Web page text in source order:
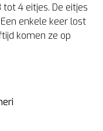
4 eitjes. De eitjes
enkele keer lost
komen ze op